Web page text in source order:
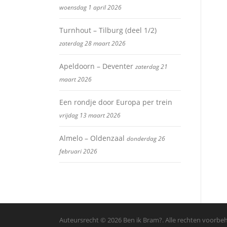
woensdag 1 april 2026
Turnhout – Tilburg (deel 1/2)
zaterdag 28 maart 2026
Apeldoorn – Deventer zaterdag 21
maart 2026
Een rondje door Europa per trein
vrijdag 13 maart 2026
Almelo – Oldenzaal donderdag 26
februari 2026
Auteursrecht © 2026 Ben ik Bram?. Alle rechten